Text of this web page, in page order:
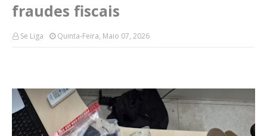
fraudes fiscais
Se Liga Quinta-Feira, Maio 07, 2026